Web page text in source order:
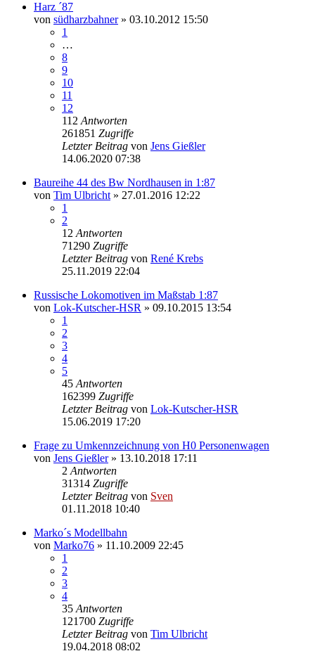
Harz ´87
von südharzbahner» 03.10.2012 15:50
1
…
8
9
10
11
12
112 Antworten
261851 Zugriffe
Letzter Beitrag von Jens Gießler
14.06.2020 07:38
Baureihe 44 des Bw Nordhausen in 1:87
von Tim Ulbricht » 27.01.2016 12:22
1
2
12 Antworten
71290 Zugriffe
Letzter Beitrag von René Krebs
25.11.2019 22:04
Russische Lokomotiven im Maßstab 1:87
von Lok-Kutscher-HSR » 09.10.2015 13:54
1
2
3
4
5
45 Antworten
162399 Zugriffe
Letzter Beitrag von Lok-Kutscher-HSR
15.06.2019 17:20
Frage zu Umkennzeichnung von H0 Personenwagen
von Jens Gießler» 13.10.2018 17:11
2 Antworten
31314 Zugriffe
Letzter Beitrag von Sven
01.11.2018 10:40
Marko´s Modellbahn
von Marko76 » 11.10.2009 22:45
1
2
3
4
35 Antworten
121700 Zugriffe
Letzter Beitrag von Tim Ulbricht
19.04.2018 08:02